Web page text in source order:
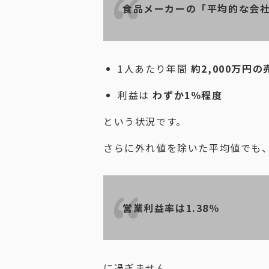
食品メーカーの「平均的な会
1人あたり年間 約2,000万円の
利益はわずか1％程度
という状況です。
さらに外れ値を除いた平均値でも、
営業利益率は1.38％